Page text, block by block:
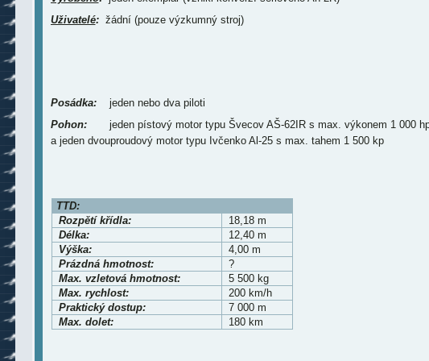
Uživatelé:žádní (pouze výzkumný stroj)
Posádka:jeden nebo dva piloti
Pohon:jeden pístový motor typu Švecov AŠ-62IR s max. výkonem 1 000
a jeden dvouproudový motor typu Ivčenko Al-25 s max. tahem 1 500 kp
TTD:
Rozpětí křídla:
18,18 m
Délka:
12,40 m
Výška:
4,00 m
Prázdná hmotnost:
?
Max. vzletová hmotnost:
5 500 kg
Max. rychlost:
200 km/h
Praktický dostup:
7 000 m
Max. dolet:
180 km